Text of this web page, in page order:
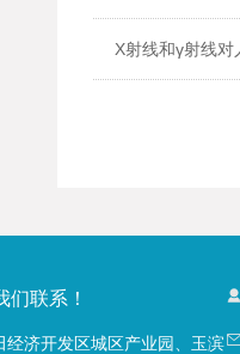
X射线和γ射线
联系！
经济开发区城区产业园、玉滨